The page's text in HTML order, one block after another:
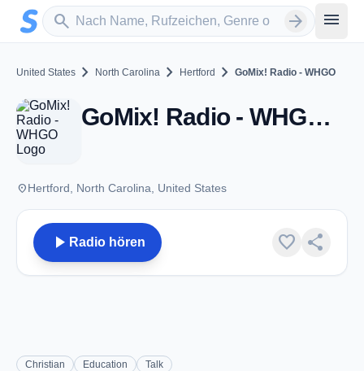
Zum Hauptinhalt springen
search
Sender suchen arrow_forward menu
United States chevron_right North Carolina chevron_right Hertford chevron_right GoMix! Radio - WHGO
GoMix! Radio - WHGO - FM 91.3 - Hertford, NC
placeHertford, North Carolina, United States
play_arrow Radio hören favorite share
Christian Education Talk